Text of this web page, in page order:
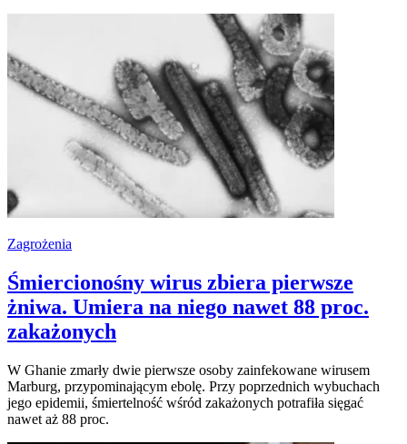
Zagrożenia
Śmiercionośny wirus zbiera pierwsze
żniwa. Umiera na niego nawet 88 proc.
zakażonych
W Ghanie zmarły dwie pierwsze osoby zainfekowane wirusem
Marburg, przypominającym ebolę. Przy poprzednich wybuchach
jego epidemii, śmiertelność wśród zakażonych potrafiła sięgać
nawet aż 88 proc.